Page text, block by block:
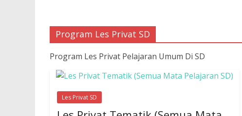
Program Les Privat SD
Program Les Privat Pelajaran Umum Di SD
Les Privat SD